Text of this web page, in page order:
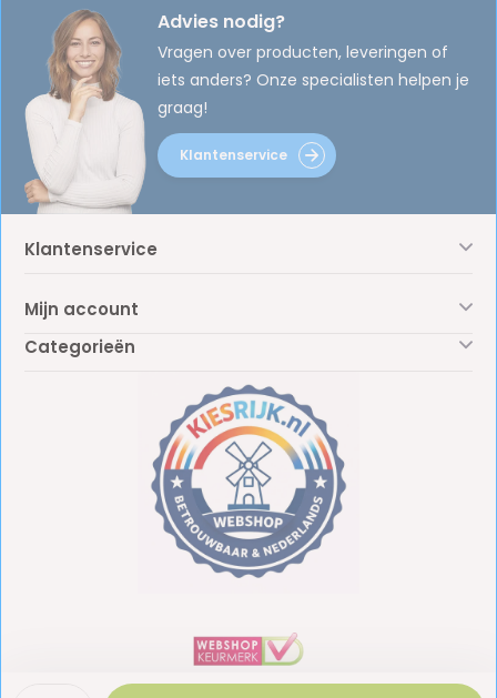
Advies nodig?
Vragen over producten, leveringen of
iets anders? Onze specialisten helpen je
graag!
Klantenservice
Klantenservice
Mijn account
Categorieën